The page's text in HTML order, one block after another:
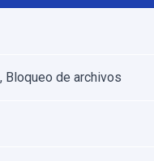
Bloqueo de archivos